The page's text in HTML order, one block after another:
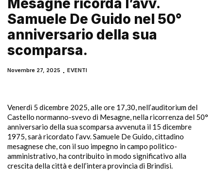
Mesagne ricorda l’avv.
Samuele De Guido nel 50°
anniversario della sua
scomparsa.
Novembre 27, 2025 EVENTI
Venerdì 5 dicembre 2025, alle ore 17,30, nell’auditorium del
Castello normanno-svevo di Mesagne, nella ricorrenza del 50°
anniversario della sua scomparsa avvenuta il 15 dicembre
1975, sarà ricordato l’avv. Samuele De Guido, cittadino
mesagnese che, con il suo impegno in campo politico-
amministrativo, ha contribuito in modo significativo alla
crescita della città e dell’intera provincia di Brindisi.